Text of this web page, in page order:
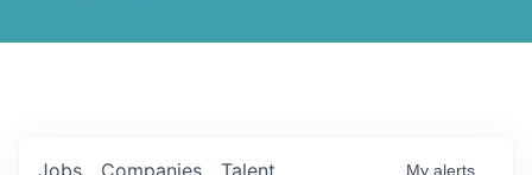
Jobs Companies Talent My alerts